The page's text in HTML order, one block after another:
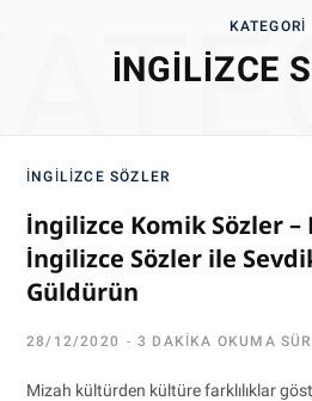
KATEGORI
İNGILIZCE
İNGILIZCE SÖZLER
İngilizce Komik Sözler –
İngilizce Sözler ile
Güldürün
28/12/2020 3 DAKIKA OKUMA
Mizah kültürden kültüre farklılıklar